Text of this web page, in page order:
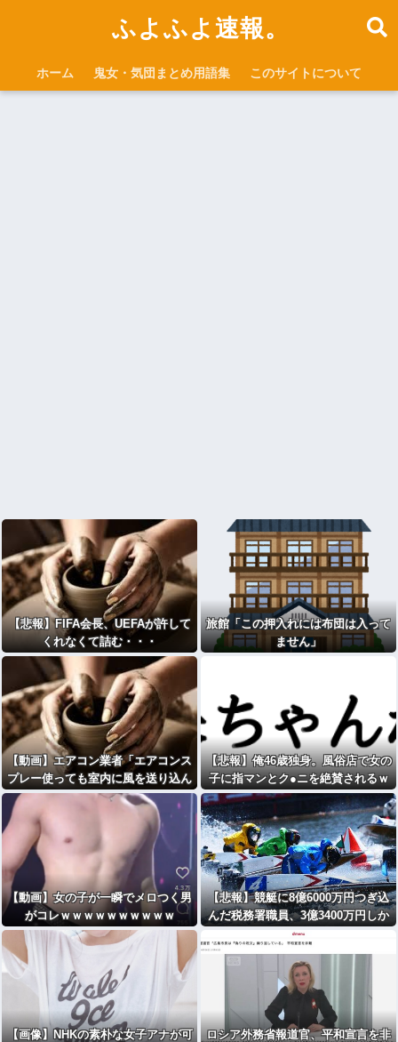
ふよふよ速報。
ホーム 鬼女・気団まとめ用語集 このサイトについて
【悲報】FIFA会長、UEFAが許して
くれなくて詰む・・・
旅館「この押入れには布団は入って
ません」
【動画】エアコン業者「エアコンス
プレー使っても室内に風を送り込ん
でるファンは汚いままですよ」331.
【悲報】俺46歳独身。風俗店で女の
子に指マンとク●ニを絶賛されるｗ
ｗｗｗｗｗｗwwww
【動画】女の子が一瞬でメロつく男
がコレｗｗｗｗｗｗｗｗｗｗ
【悲報】競艇に8億6000万円つぎ込
んだ税務署職員、3億3400万円しか
回収できずに逝く
【画像】NHKの素朴な女子アナが可
ロシア外務省報道官、平和宣言を非